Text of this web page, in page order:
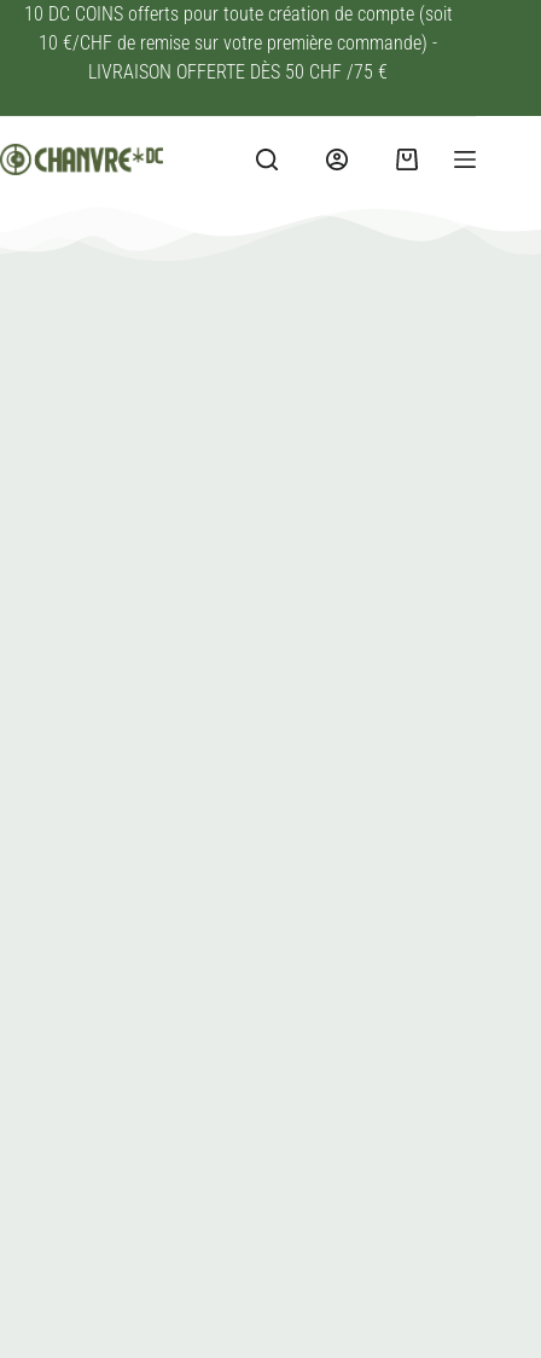
10 DC COINS offerts pour toute création de compte (soit
10 €/CHF de remise sur votre première commande) -
LIVRAISON OFFERTE DÈS 50 CHF /75 €